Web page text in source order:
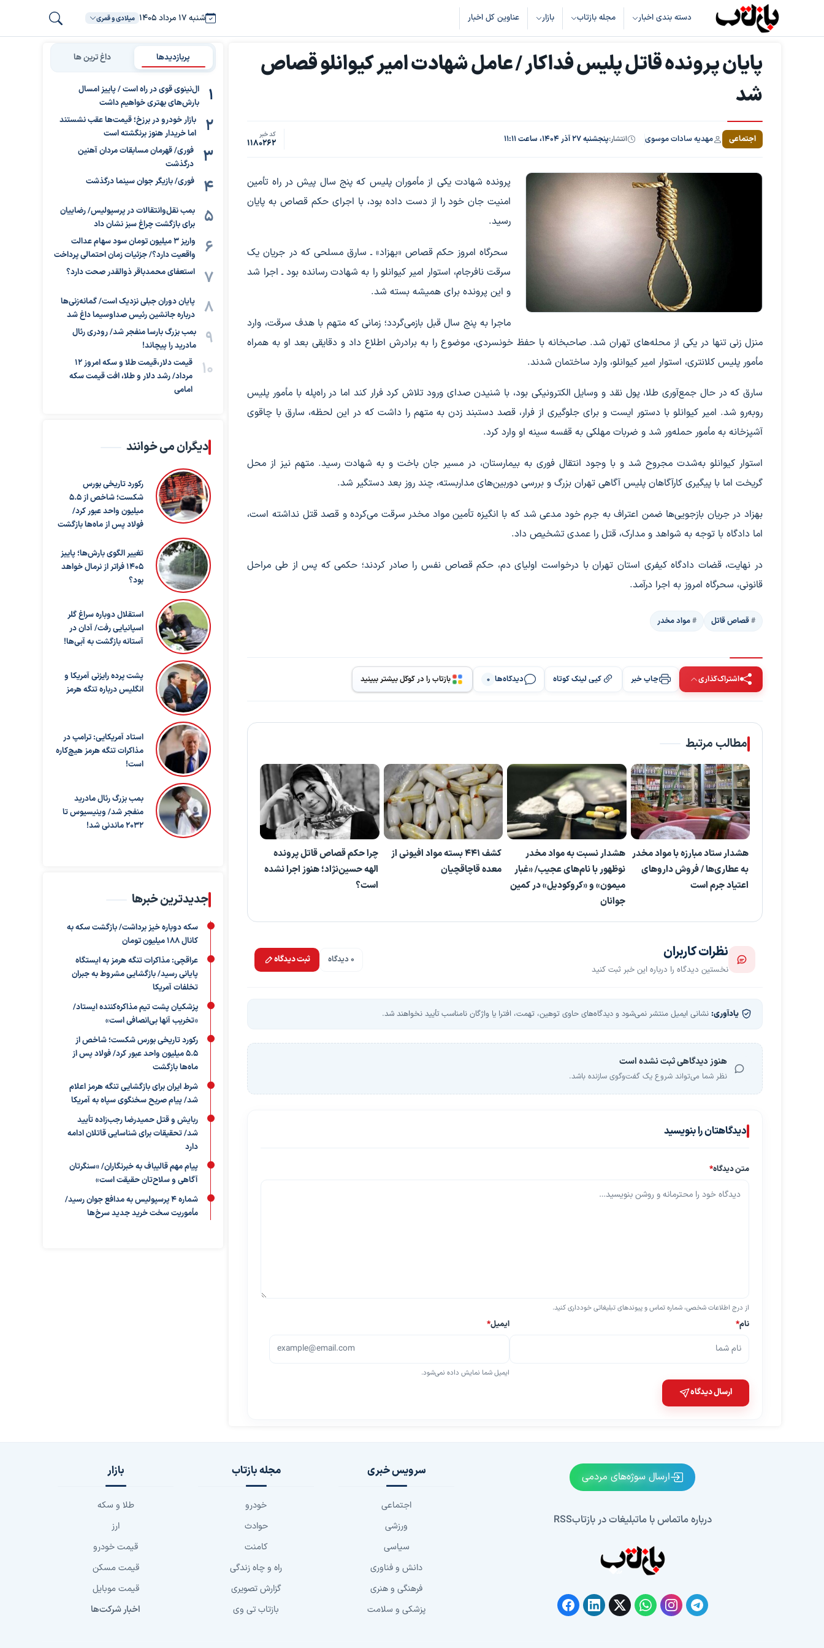
دسته بندی اخبار مجله بازتاب بازار عناوین کل اخبار شنبه ۱۷ مرداد ۱۴۰۵ میلادی و قمری
پایان پرونده قاتل پلیس فداکار / عامل شهادت امیر کیوانلو قصاص
شد
اجتماعی مهدیه سادات موسوی انتشار:پنجشنبه ۲۷ آذر ۱۴۰۴، ساعت ۱۱:۱۱ کد خبر
1180262
پرونده شهادت یکی از مأموران پلیس که پنج سال پیش در راه تأمین
امنیت جان خود را از دست داده بود، با اجرای حکم قصاص به پایان
رسید.
سحرگاه امروز حکم قصاص «بهزاد» ـ سارق مسلحی که در جریان یک
سرقت نافرجام، استوار امیر کیوانلو را به شهادت رسانده بود ـ اجرا شد
و این پرونده برای همیشه بسته شد.
ماجرا به پنج سال قبل بازمی‌گردد؛ زمانی که متهم با هدف سرقت، وارد
منزل زنی تنها در یکی از محله‌های تهران شد. صاحبخانه با حفظ خونسردی، موضوع را به برادرش اطلاع داد و دقایقی بعد او به همراه
مأمور پلیس کلانتری، استوار امیر کیوانلو، وارد ساختمان شدند.
سارق که در حال جمع‌آوری طلا، پول نقد و وسایل الکترونیکی بود، با شنیدن صدای ورود تلاش کرد فرار کند اما در راه‌پله با مأمور پلیس
روبه‌رو شد. امیر کیوانلو با دستور ایست و برای جلوگیری از فرار، قصد دستبند زدن به متهم را داشت که در این لحظه، سارق با چاقوی
آشپزخانه به مأمور حمله‌ور شد و ضربات مهلکی به قفسه سینه او وارد کرد.
استوار کیوانلو به‌شدت مجروح شد و با وجود انتقال فوری به بیمارستان، در مسیر جان باخت و به شهادت رسید. متهم نیز از محل
گریخت اما با پیگیری کارآگاهان پلیس آگاهی تهران بزرگ و بررسی دوربین‌های مداربسته، چند روز بعد دستگیر شد.
بهزاد در جریان بازجویی‌ها ضمن اعتراف به جرم خود مدعی شد که با انگیزه تأمین مواد مخدر سرقت می‌کرده و قصد قتل نداشته است،
اما دادگاه با توجه به شواهد و مدارک، قتل را عمدی تشخیص داد.
در نهایت، قضات دادگاه کیفری استان تهران با درخواست اولیای دم، حکم قصاص نفس را صادر کردند؛ حکمی که پس از طی مراحل
قانونی، سحرگاه امروز به اجرا درآمد.
قصاص قاتل مواد مخدر
اشتراک‌گذاری چاپ خبر کپی لینک کوتاه دیدگاه‌ها 0 بازتاب را در گوگل بیشتر ببینید
مطالب مرتبط
هشدار ستاد مبارزه با مواد مخدر
به عطاری‌ها / فروش داروهای
اعتیاد جرم است
هشدار نسبت به مواد مخدر
نوظهور با نام‌های عجیب/ «غبار
میمون» و «کروکودیل» در کمین
جوانان
کشف ۴۴۱ بسته مواد افیونی از
معده قاچاقچیان
چرا حکم قصاص قاتل پرونده
الهه حسین‌نژاد؛ هنوز اجرا نشده
است؟
نظرات کاربران
نخستین دیدگاه را درباره این خبر ثبت کنید
0 دیدگاه ثبت دیدگاه
یادآوری: نشانی ایمیل منتشر نمی‌شود و دیدگاه‌های حاوی توهین، تهمت، افترا یا واژگان نامناسب تأیید نخواهند شد.
هنوز دیدگاهی ثبت نشده است
نظر شما می‌تواند شروع یک گفت‌وگوی سازنده باشد.
دیدگاهتان را بنویسید
متن دیدگاه*
از درج اطلاعات شخصی، شماره تماس و پیوندهای تبلیغاتی خودداری کنید.
نام* ایمیل*
ایمیل شما نمایش داده نمی‌شود.
ارسال دیدگاه
پربازدیدها داغ ترین ها
ال‌نینوی قوی در راه است / پاییز امسال
بارش‌های بهتری خواهیم داشت
بازار خودرو در برزخ؛ قیمت‌ها عقب نشستند
اما خریدار هنوز برنگشته است
فوری/ قهرمان مسابقات مردان آهنین
درگذشت
فوری/ بازیگر جوان سینما درگذشت
بمب نقل‌وانتقالات در پرسپولیس/ رضاییان
برای بازگشت چراغ سبز نشان داد
واریز ۳ میلیون تومان سود سهام عدالت
واقعیت دارد؟/ جزئیات زمان احتمالی پرداخت
استعفای محمدباقر ذوالقدر صحت دارد؟
پایان دوران جبلی نزدیک است/ گمانه‌زنی‌ها
درباره جانشین رئیس صداوسیما داغ شد
بمب بزرگ بارسا منفجر شد/ رودری رئال
مادرید را پیچاند!
قیمت دلار،قیمت طلا و سکه امروز ۱۲
مرداد/ رشد دلار و طلا، افت قیمت سکه
امامی
دیگران می خوانند
رکورد تاریخی بورس
شکست؛ شاخص از ۵.۵
میلیون واحد عبور کرد/
فولاد پس از ماه‌ها بازگشت
تغییر الگوی بارش‌ها؛ پاییز
۱۴۰۵ فراتر از نرمال خواهد
بود؟
استقلال دوباره سراغ گلر
اسپانیایی رفت/ آدان در
آستانه بازگشت به آبی‌ها!
پشت پرده رایزنی آمریکا و
انگلیس درباره تنگه هرمز
استاد آمریکایی: ترامپ در
مذاکرات تنگه هرمز هیچ‌کاره
است!
بمب بزرگ رئال مادرید
منفجر شد/ وینیسیوس تا
۲۰۳۲ ماندنی شد!
جدیدترین خبرها
سکه دوباره خیز برداشت/ بازگشت سکه به
کانال ۱۸۸ میلیون تومان
عراقچی: مذاکرات تنگه هرمز به ایستگاه
پایانی رسید/ بازگشایی مشروط به جبران
تخلفات آمریکا
پزشکیان پشت تیم مذاکره‌کننده ایستاد/
«تخریب آنها بی‌انصافی است»
رکورد تاریخی بورس شکست؛ شاخص از
۵.۵ میلیون واحد عبور کرد/ فولاد پس از
ماه‌ها بازگشت
شرط ایران برای بازگشایی تنگه هرمز اعلام
شد/ پیام صریح سخنگوی سپاه به آمریکا
ربایش و قتل حمیدرضا رجب‌زاده تأیید
شد/ تحقیقات برای شناسایی قاتلان ادامه
دارد
پیام مهم قالیباف به خبرنگاران/ «سنگرتان
آگاهی و سلاح‌تان حقیقت است»
شماره ۴ پرسپولیس به مدافع جوان رسید/
مأموریت سخت خرید جدید سرخ‌ها
ارسال سوژه‌های مردمی
درباره ماتماس با ماتبلیغات در بازتابRSS
سرویس خبری
اجتماعی
ورزشی
سیاسی
دانش و فناوری
فرهنگی و هنری
پزشکی و سلامت
مجله بازتاب
خودرو
حوادث
کامنت
راه و چاه زندگی
گزارش تصویری
بازتاب تی وی
بازار
طلا و سکه
ارز
قیمت خودرو
قیمت مسکن
قیمت موبایل
اخبار شرکت‌ها